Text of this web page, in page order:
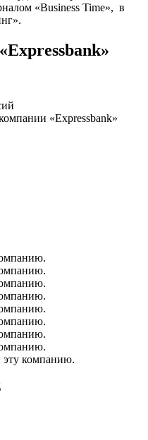
«Business Time», в
«Expressbank»
эту компанию.